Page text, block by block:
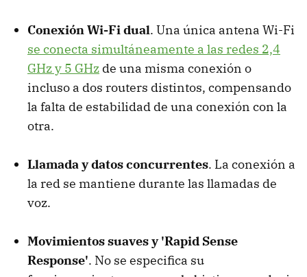
Conexión Wi-Fi dual. Una única antena Wi-Fi
se conecta simultáneamente a las redes 2,4
GHz y 5 GHz de una misma conexión o
incluso a dos routers distintos, compensando
la falta de estabilidad de una conexión con la
otra.
Llamada y datos concurrentes. La conexión a
la red se mantiene durante las llamadas de
voz.
Movimientos suaves y 'Rapid Sense
Response'. No se especifica su